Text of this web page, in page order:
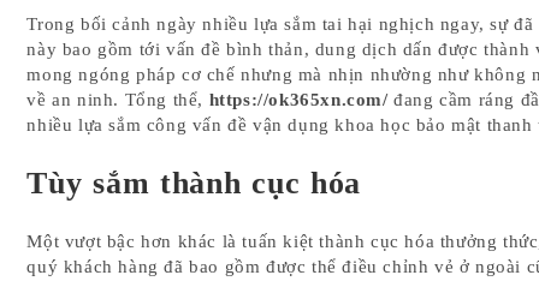
Trong bối cảnh ngày nhiều lựa sắm tai hại nghịch ngay, sự
này bao gồm tới vấn đề bình thản, dung dịch dấn được thành
mong ngóng pháp cơ chế nhưng mà nhịn nhường như không
về an ninh. Tổng thể, https://ok365xn.com/đang cầm ráng
nhiều lựa sắm công vấn đề vận dụng khoa học bảo mật thanh
Tùy sắm thành cục hóa
Một vượt bậc hơn khác là tuấn kiệt thành cục hóa thưởng
quý khách hàng đã bao gồm được thể điều chỉnh vẻ ở ngoài